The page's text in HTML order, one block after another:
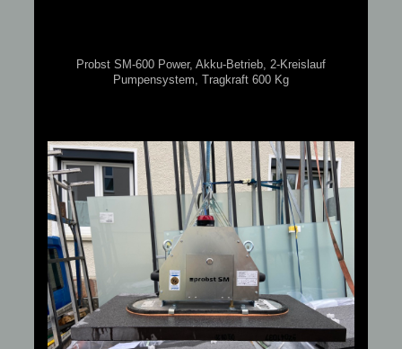
Probst SM-600 Power, Akku-Betrieb, 2-Kreislauf
Pumpensystem, Tragkraft 600 Kg